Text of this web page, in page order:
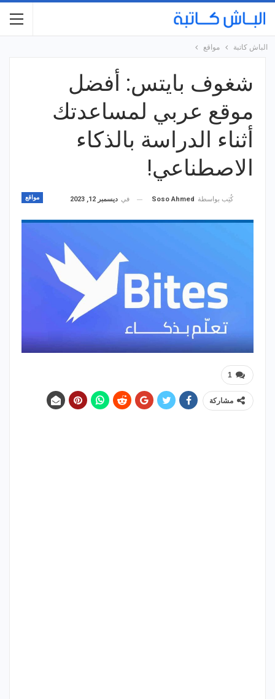
الباش كاتبة مواقع
شغوف بايتس: أفضل
موقع عربي لمساعدتك
أثناء الدراسة بالذكاء
الاصطناعي!
مواقع كُتِب بواسطة Soso Ahmed في ديسمبر 12, 2023
1
مشاركة